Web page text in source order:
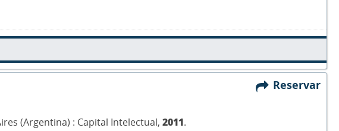
Reservar
(Argentina) : Capital Intelectual, 2011.